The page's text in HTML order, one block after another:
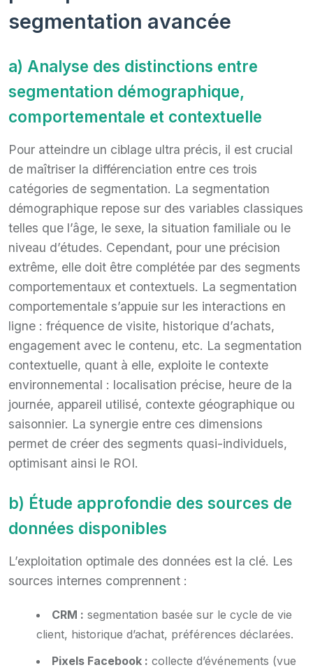
segmentation avancée
a) Analyse des distinctions entre
segmentation démographique,
comportementale et contextuelle
Pour atteindre un ciblage ultra précis, il est crucial
de maîtriser la différenciation entre ces trois
catégories de segmentation. La segmentation
démographique repose sur des variables classiques
telles que l’âge, le sexe, la situation familiale ou le
niveau d’études. Cependant, pour une précision
extrême, elle doit être complétée par des segments
comportementaux et contextuels. La segmentation
comportementale s’appuie sur les interactions en
ligne : fréquence de visite, historique d’achats,
engagement avec le contenu, etc. La segmentation
contextuelle, quant à elle, exploite le contexte
environnemental : localisation précise, heure de la
journée, appareil utilisé, contexte géographique ou
saisonnier. La synergie entre ces dimensions
permet de créer des segments quasi-individuels,
optimisant ainsi le ROI.
b) Étude approfondie des sources de
données disponibles
L’exploitation optimale des données est la clé. Les
sources internes comprennent :
CRM : segmentation basée sur le cycle de vie
client, historique d’achat, préférences déclarées.
Pixels Facebook : collecte d’événements (vue